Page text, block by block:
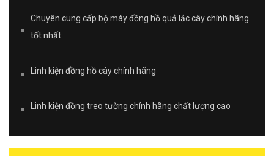
Chuyên cung cấp bộ máy đồng hồ quả lắc cây chính hãng
tốt nhất
Linh kiện đồng hồ cây chính hãng
Linh kiện đồng treo tường chính hãng chất lượng cao